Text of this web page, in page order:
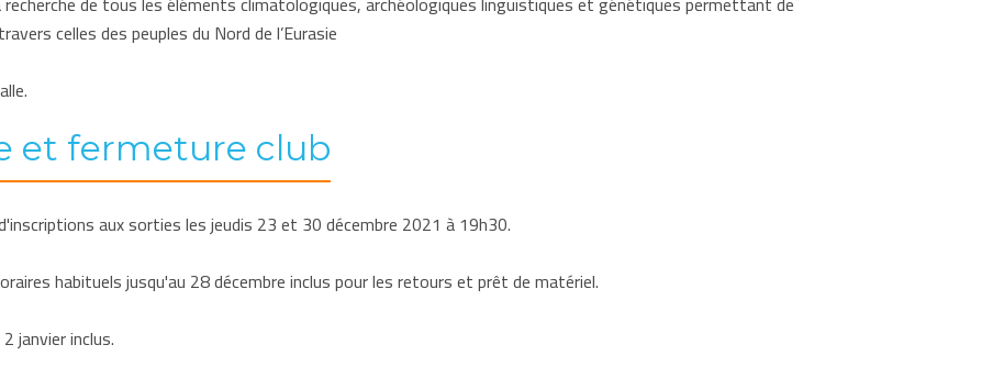
celles des peuples du Nord de l’Eurasie
et fermeture club
aux sorties les jeudis 23 et 30 décembre 2021 à 19h30.
habituels jusqu'au 28 décembre inclus pour les retours et prêt de matériel.
janvier inclus.